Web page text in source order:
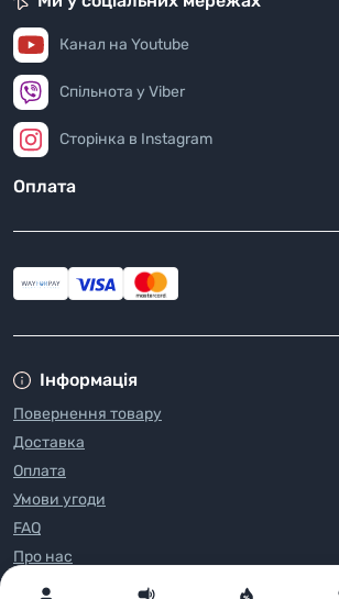
Інформація
Повернення товару
Доставка
Оплата
Умови угоди
FAQ
Про нас
Блог
Канал на Youtube
Спільнота у Viber
Сторінка в Instagram
Оплата